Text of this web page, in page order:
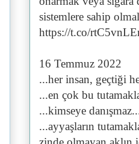
sistemlere sahip
https://t.co/
16 Temmuz 2022
...her insan, geçtiği
...en çok bu
...kimseye
...ayyaşların